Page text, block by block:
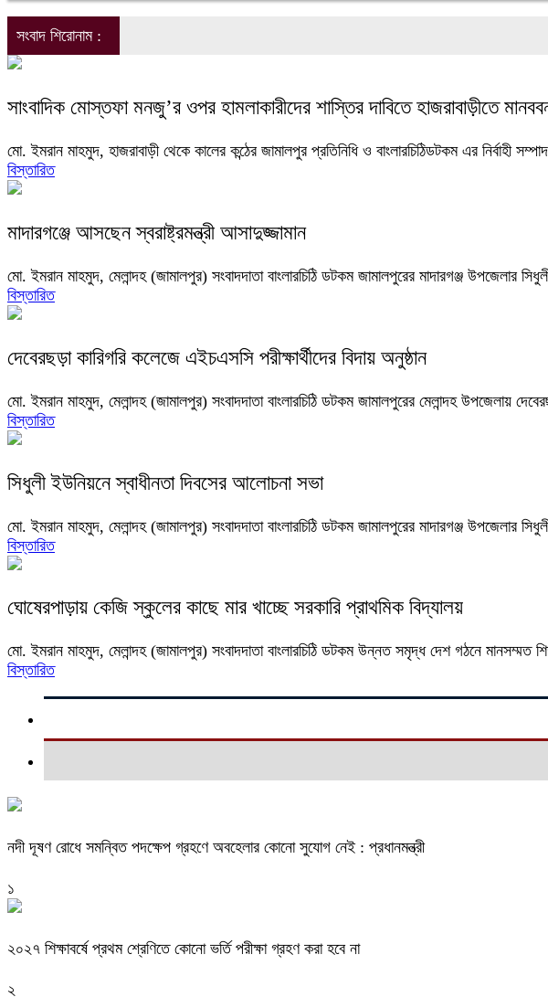
সংবাদ শিরোনাম :
সাংবাদিক মোস্তফা মনজু’র ওপর হামলাকারীদের শাস্তির দাবিতে হাজরাবাড়ীতে
মো. ইমরান মাহমুদ, হাজরাবাড়ী থেকে কালের কন্ঠের জামালপুর প্রতিনিধি ও বাংলারচিঠিডটকম এর নির্বাহী
বিস্তারিত
মাদারগঞ্জে আসছেন স্বরাষ্ট্রমন্ত্রী আসাদুজ্জামান
মো. ইমরান মাহমুদ, মেলান্দহ (জামালপুর) সংবাদদাতা বাংলারচিঠি ডটকম জামালপুরের মাদারগঞ্জ উপজেলার
বিস্তারিত
দেবেরছড়া কারিগরি কলেজে এইচএসসি পরীক্ষার্থীদের বিদায় অনুষ্ঠান
মো. ইমরান মাহমুদ, মেলান্দহ (জামালপুর) সংবাদদাতা বাংলারচিঠি ডটকম জামালপুরের মেলান্দহ উপজেলায়
বিস্তারিত
সিধুলী ইউনিয়নে স্বাধীনতা দিবসের আলোচনা সভা
মো. ইমরান মাহমুদ, মেলান্দহ (জামালপুর) সংবাদদাতা বাংলারচিঠি ডটকম জামালপুরের মাদারগঞ্জ উপজেলার
বিস্তারিত
ঘোষেরপাড়ায় কেজি স্কুলের কাছে মার খাচ্ছে সরকারি প্রাথমিক বিদ্যালয়
মো. ইমরান মাহমুদ, মেলান্দহ (জামালপুর) সংবাদদাতা বাংলারচিঠি ডটকম উন্নত সমৃদ্ধ দেশ গঠনে মানসম্মত
বিস্তারিত
নদী দূষণ রোধে সমন্বিত পদক্ষেপ গ্রহণে অবহেলার কোনো সুযোগ নেই : প্রধানমন্ত্রী
১
২০২৭ শিক্ষাবর্ষে প্রথম শ্রেণিতে কোনো ভর্তি পরীক্ষা গ্রহণ করা হবে না
২